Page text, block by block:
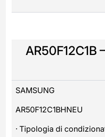
AR50F12C1B
SAMSUNG
AR50F12C1BHNEU
· Tipologia di